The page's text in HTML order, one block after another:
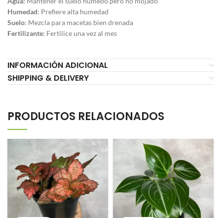
Humedad: Prefiere alta humedad
Suelo: Mezcla para macetas bien drenada
Fertilizante: Fertilice una vez al mes
INFORMACIÓN ADICIONAL
SHIPPING & DELIVERY
PRODUCTOS RELACIONADOS